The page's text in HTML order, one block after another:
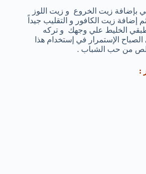
بإضافة زيت الخروع و زيت اللوز
زيت الكافور و التقليب جيداً
طبقي الخليط علي وجهك و تركه
الإستمرار في إستخدام هذا
من حب الشباب .
: